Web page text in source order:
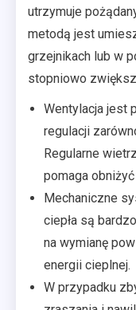
utrzymuje
metodą jest
grzejnikach lub w
stopniowo
Wentylacja jest
regulacji
Regularne
pomaga
Mechaniczne
ciepła są
na wymianę
energii cieplnej.
W przypadku